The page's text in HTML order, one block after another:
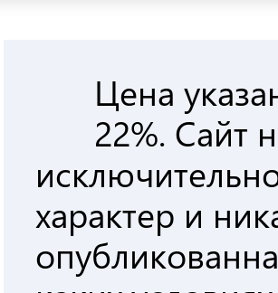
Цена
22%. Сайт
характер и